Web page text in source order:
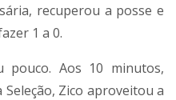
recuperou a posse e
1 a 0.
pouco. Aos 10 minutos,
Zico aproveitou a